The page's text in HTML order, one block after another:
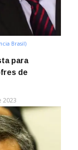
Brasil)
para
de
2023